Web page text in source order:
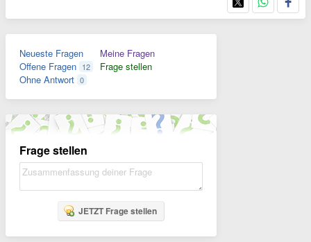
Neueste Fragen
Offene Fragen 12
Ohne Antwort 0
Meine Fragen
Frage stellen
Frage stellen
JETZT Frage stellen